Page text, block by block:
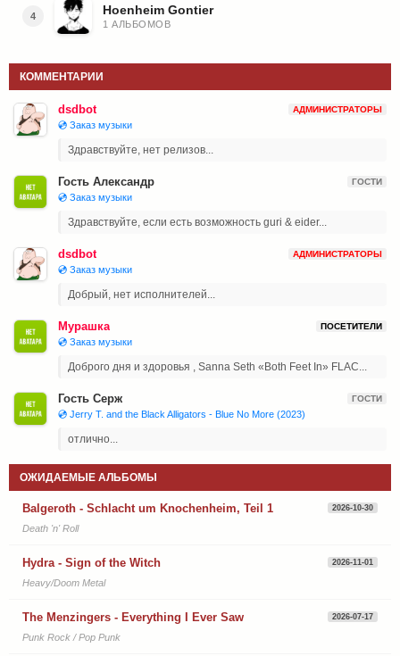
4 Hoenheim Gontier
1 АЛЬБОМОВ
КОММЕНТАРИИ
dsdbot АДМИНИСТРАТОРЫ
💿 Заказ музыки
Здравствуйте, нет релизов...
Гость Александр ГОСТИ
💿 Заказ музыки
Здравствуйте, если есть возможность guri & eider...
dsdbot АДМИНИСТРАТОРЫ
💿 Заказ музыки
Добрый, нет исполнителей...
Мурашка ПОСЕТИТЕЛИ
💿 Заказ музыки
Доброго дня и здоровья , Sanna Seth «Both Feet In» FLAC...
Гость Серж ГОСТИ
💿 Jerry T. and the Black Alligators - Blue No More (2023)
отлично...
ОЖИДАЕМЫЕ АЛЬБОМЫ
Balgeroth - Schlacht um Knochenheim, Teil 1 2026-10-30
Death 'n' Roll
Hydra - Sign of the Witch 2026-11-01
Heavy/Doom Metal
The Menzingers - Everything I Ever Saw 2026-07-17
Punk Rock / Pop Punk